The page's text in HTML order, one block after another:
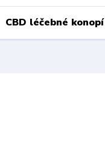
CBD léčebné konopí